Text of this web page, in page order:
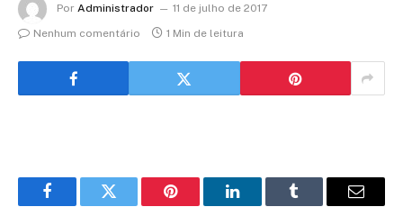
Por Administrador
11 de julho de 2017
Nenhum comentário
1 Min de leitura
FacebookTwitter Pinterest LinkedInTumblr
E-